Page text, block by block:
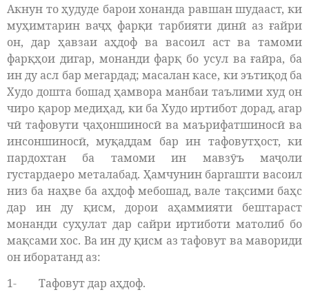
Акнун то ҳудуде барои хонанда равшан шудааст, ки
муҳимтарин ваҷҳ фарқи тарбияти динӣ аз ғайри
он, дар ҳавзаи аҳдоф ва васоил аст ва тамоми
фарқҳои дигар, монанди фарқ бо усул ва ғаӣра, ба
ин ду асл бар мегардад; масалан касе, ки эътиқод ба
Худо дошта бошад ҳамвора манбаи таълими худ он
чиро қарор медиҳад, ки ба Худо иртибот дорад, агар
чӣ тафовути ҷаҳоншиносӣ ва маърифатшиносӣ ва
инсоншиносӣ, муқаддам бар ин тафовутҳост, ки
пардохтан ба тамоми ин мавзӯъ маҷоли
густардаеро металабад. Ҳамчунин баргашти васоил
низ ба наҳве ба аҳдоф мебошад, вале тақсими баҳс
дар ин ду қисм, дорои аҳаммияти бештараст
монанди суҳулат дар сайри иртиботи матолиб бо
мақсами хос. Ва ин ду қисм аз тафовут ва мавориди
он иборатанд аз:
1- Тафовут дар аҳдоф.